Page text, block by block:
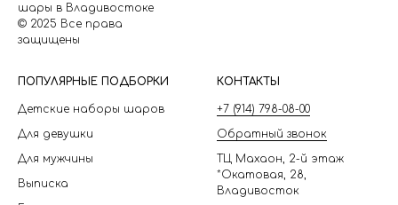
шары в Владивостоке
© 2025 Все права
защищены
ПОПУЛЯРНЫЕ ПОДБОРКИ
Детские наборы шаров
Для девушки
Для мужчины
Выписка
КОНТАКТЫ
+7 (914) 798-08-00
Обратный звонок
ТЦ Махаон, 2-й этаж
*Окатовая, 28,
Владивосток